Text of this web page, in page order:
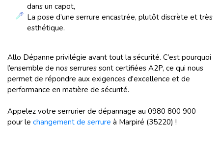
dans un capot,
La pose d’une serrure encastrée, plutôt discrète et très
esthétique.
Allo Dépanne privilégie avant tout la sécurité. C’est pourquoi
l’ensemble de nos serrures sont certifiées A2P, ce qui nous
permet de répondre aux exigences d'excellence et de
performance en matière de sécurité.
Appelez votre serrurier de dépannage au 0980 800 900
pour le changement de serrure à Marpiré (35220) !